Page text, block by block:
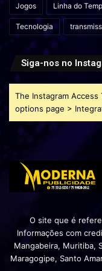
Jogos Linha do
Tecnologia
Siga-nos no
The Instagram
options page >
O site que é
Informações com
Mangabeira, Muritiba,
Maragogipe, Santo